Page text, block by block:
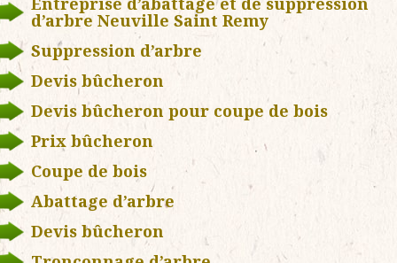
d’arbre Neuville Saint Remy
Suppression d’arbre
Devis bûcheron
Devis bûcheron pour coupe de bois
Prix bûcheron
Coupe de bois
Abattage d’arbre
Devis bûcheron